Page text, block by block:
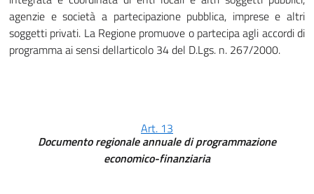
agenzie e società a partecipazione pubblica, imprese e altri
soggetti privati. La Regione promuove o partecipa agli accordi di
programma ai sensi dellarticolo 34 del D.Lgs. n. 267/2000.
Art. 13
Documento regionale annuale di programmazione
economico-finanziaria